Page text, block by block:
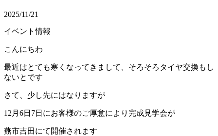
2025/11/21
イベント情報
こんにちわ
最近はとても寒くなってきまして、そろそろタイヤ交換もし
ないとです
さて、少し先にはなりますが
12月6日7日にお客様のご厚意により完成見学会が
燕市吉田にて開催されます